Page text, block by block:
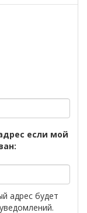
если мой
адрес будет